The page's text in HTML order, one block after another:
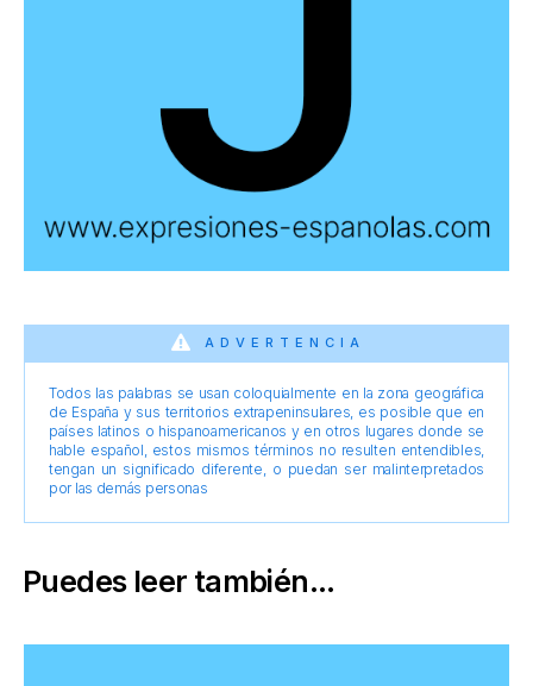
ADVERTENCIA
Todos las palabras se usan coloquialmente en la zona geográfica
de España y sus territorios extrapeninsulares, es posible que en
países latinos o hispanoamericanos y en otros lugares donde se
hable español, estos mismos términos no resulten entendibles,
tengan un significado diferente, o puedan ser malinterpretados
por las demás personas
Puedes leer también...